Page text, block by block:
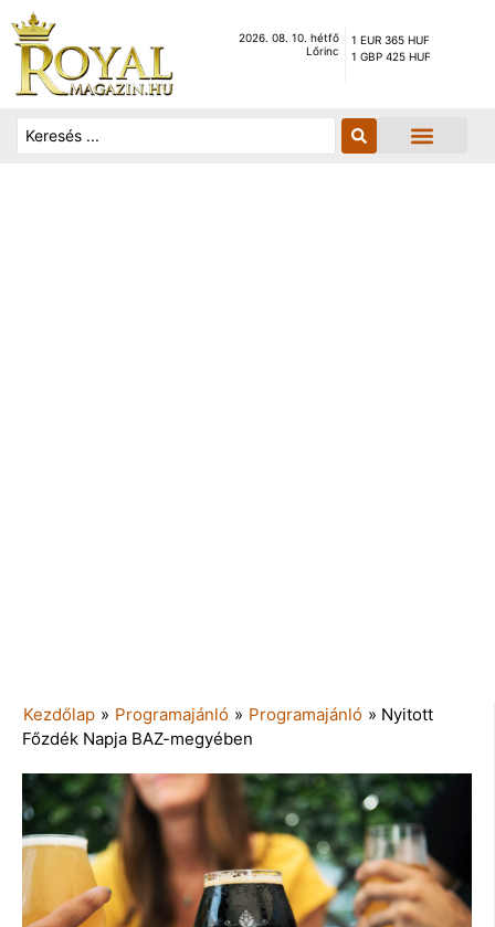
2026. 08. 10. hétfő
Lőrinc
1 EUR 365 HUF
1 GBP 425 HUF
Kezdőlap » Programajánló » Programajánló » Nyitott
Főzdék Napja BAZ-megyében